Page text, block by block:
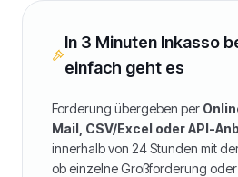
In 3 Minuten Inkasso
einfach geht es
Forderung übergeben per
Mail, CSV/Excel oder API-
innerhalb von 24 Stunden mit
ob einzelne Großforderung